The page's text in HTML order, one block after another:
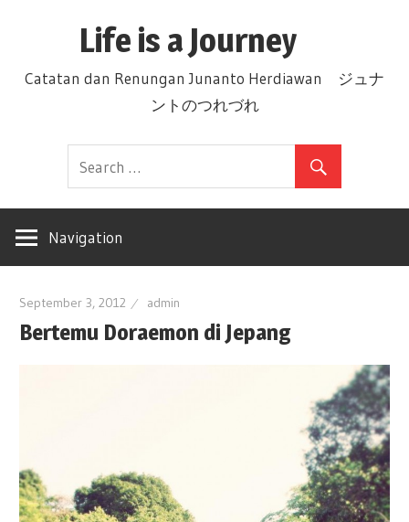
Life is a Journey
Catatan dan Renungan Junanto Herdiawan ジュナ
ントのつれづれ
Navigation
September 3, 2012 admin
Bertemu Doraemon di Jepang